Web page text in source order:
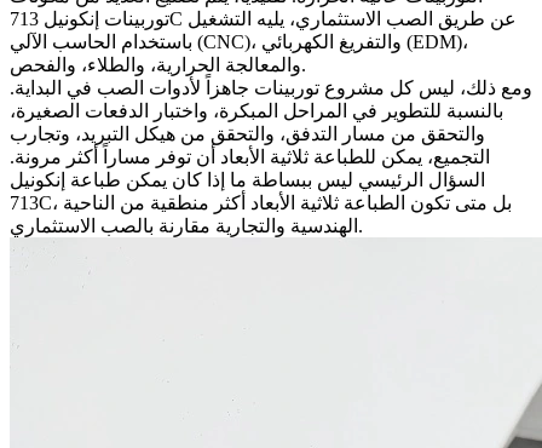
توربينات إنكونيل 713C
باستخدام الحاسب الآلي (CNC)، والتفريغ الكهربائي (EDM)،
والمعالجة الحرارية، والطلاء، والفحص.
ومع ذلك، ليس كل مشروع توربينات جاهزاً لأدوات الصب في البداية.
بالنسبة للتطوير في المراحل المبكرة، واختبار الدفعات الصغيرة،
والتحقق من مسار التدفق، والتحقق من هيكل التبريد، وتجارب
التجميع، يمكن للطباعة ثلاثية الأبعاد أن توفر مساراً أكثر مرونة.
السؤال الرئيسي ليس ببساطة ما إذا كان يمكن طباعة إنكونيل
713C، بل متى تكون الطباعة ثلاثية الأبعاد أكثر منطقية من الناحية
الهندسية والتجارية مقارنة بالصب الاستثماري.